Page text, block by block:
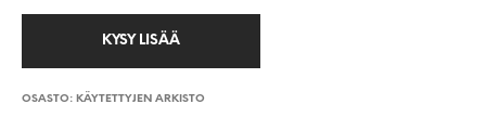
OSASTO: KÄYTETTYJEN ARKISTO